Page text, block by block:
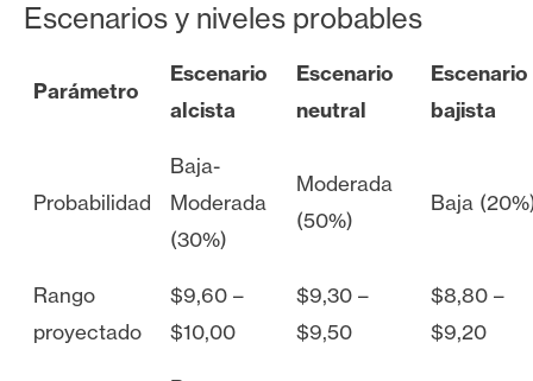
Escenarios y niveles probables
Parámetro
Escenario
alcista
Escenario
neutral
Escenario
bajista
Probabilidad
Baja-
Moderada
(30%)
Moderada
(50%)
Baja
Rango
proyectado
$9,60 –
$10,00
$9,30 –
$9,50
$8,80 –
$9,20